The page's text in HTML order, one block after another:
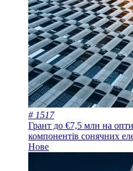
# 1517
Грант до €7,5 млн на
компонентів сонячних
Нове